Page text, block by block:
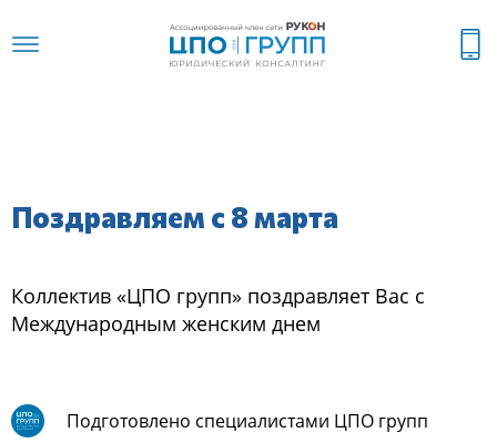
Поздравляем с 8 марта
Коллектив «ЦПО групп» поздравляет Вас с
Международным женским днем
Подготовлено специалистами ЦПО групп